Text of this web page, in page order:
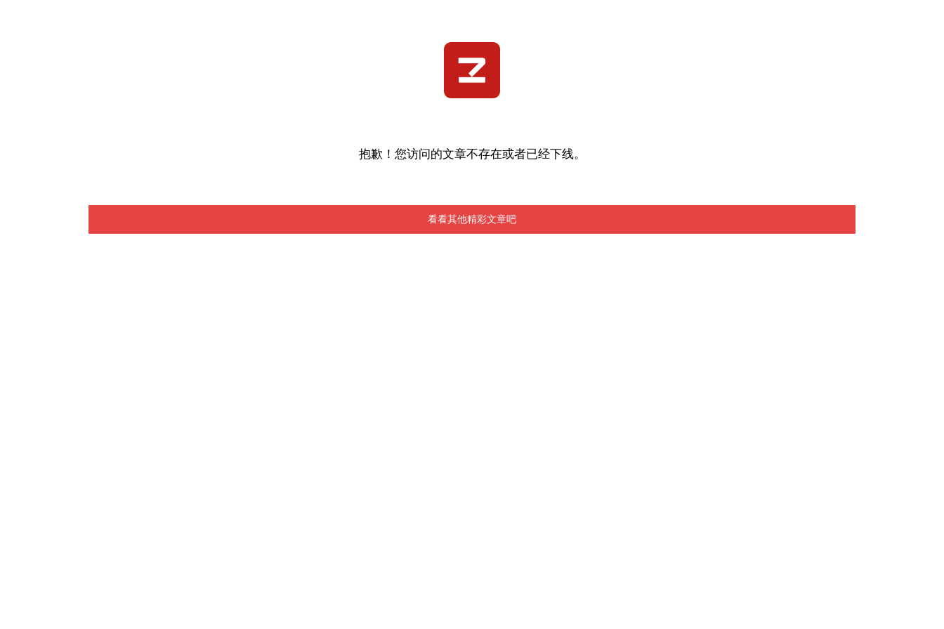
抱歉！您访问的文章不存在或者已经下线。
看看其他精彩文章吧